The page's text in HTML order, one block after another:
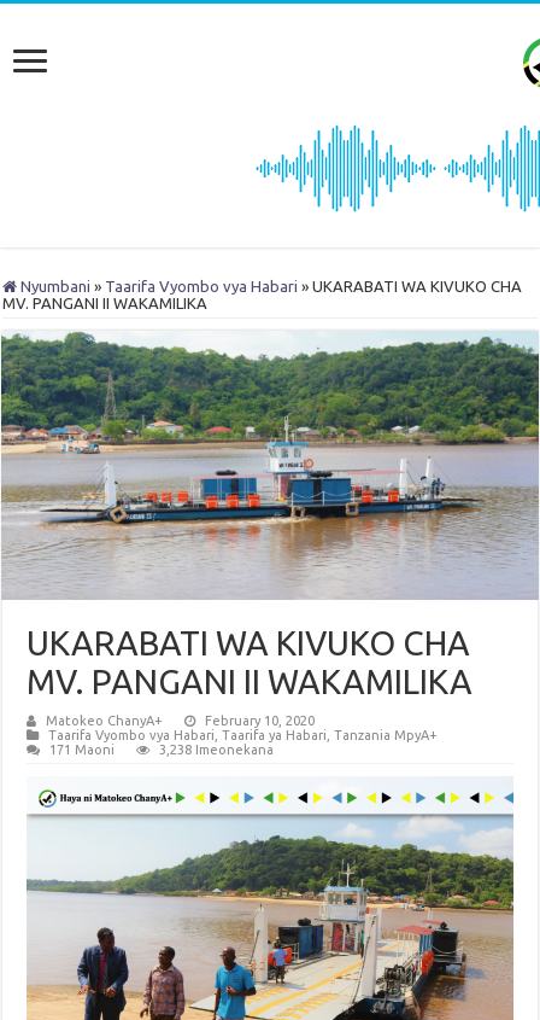
Nyumbani » Taarifa Vyombo vya Habari » UKARABATI WA KIVUKO CHA
MV. PANGANI II WAKAMILIKA
UKARABATI WA KIVUKO CHA
MV. PANGANI II WAKAMILIKA
Matokeo ChanyA+
February 10, 2020
Taarifa Vyombo vya Habari ,Taarifa ya Habari ,Tanzania MpyA+
171 Maoni
3,238 Imeonekana